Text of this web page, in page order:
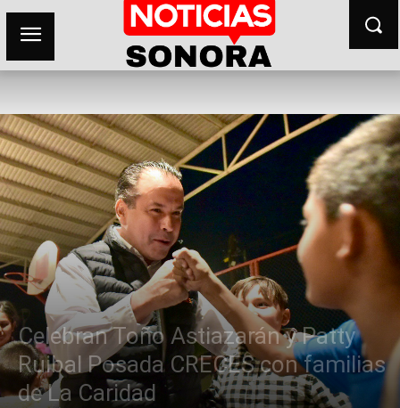
Celebran Toño Astiazarán y Patty
Ruibal Posada CRECES con familias
de La Caridad